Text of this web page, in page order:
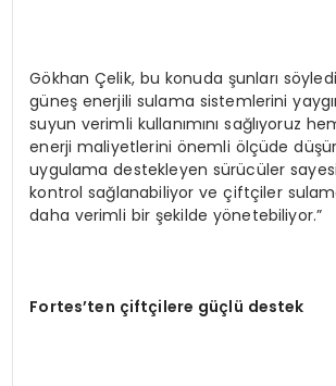
Gökhan Çelik, bu konuda şunları
güneş enerjili sulama sistemlerini
suyun verimli kullanımını sağlıyoruz
enerji maliyetlerini önemli ölçüde
uygulama destekleyen sürücüler
kontrol sağlanabiliyor ve çiftçiler
daha verimli bir şekilde yönetebiliyor.”
Fortes’ten çiftçilere güçlü destek